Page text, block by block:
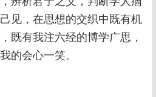
见，在思想的交织中既有机
既有我注六经的博学广思，
的会心一笑。